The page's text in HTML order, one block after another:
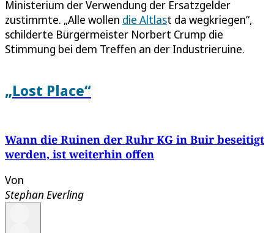
Ministerium der Verwendung der Ersatzgelder
zustimmte. „Alle wollen die Altlast da wegkriegen“,
schilderte Bürgermeister Norbert Crump die
Stimmung bei dem Treffen an der Industrieruine.
„Lost Place“
Wann die Ruinen der Ruhr KG in Buir beseitigt
werden, ist weiterhin offen
Von
Stephan Everling